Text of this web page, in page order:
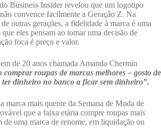
Business Insider revelou que um logotipo
convence facilmente a Geração Z. Na
outras gerações, a fidelidade à marca é uma
eles pensam ao tomar uma decisão de
foca é preço e valor.
de 20 anos chamada Amanda Chermin
comprar roupas de marcas melhores – gosto de
dinheiro no banco a ficar sem dinheiro”.
marca mais quente da Semana de Moda de
que a faixa etária compre roupas mais
de uma marca de renome, em liquidação ou